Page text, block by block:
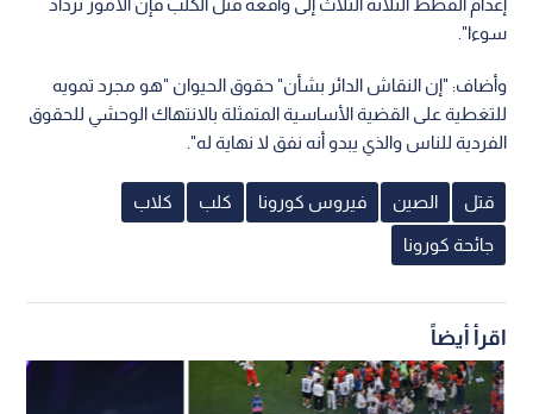
سوءا".
وأضاف: "إن النقاش الدائر بشأن" حقوق الحيوان "هو مجرد تمويه
للتغطية على القضية الأساسية المتمثلة بالانتهاك الوحشي للحقوق
الفردية للناس والذي يبدو أنه نفق لا نهاية له".
قتل الصين فيروس كورونا كلب كلاب
جائحة كورونا
اقرأ أيضاً